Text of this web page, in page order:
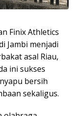
Finix Athletics
Jambi menjadi
asal Riau,
ini sukses
bersih
sekaligus.